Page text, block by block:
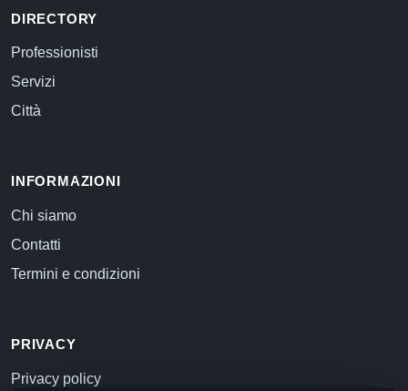
DIRECTORY
Professionisti
Servizi
Città
INFORMAZIONI
Chi siamo
Contatti
Termini e condizioni
PRIVACY
Privacy policy